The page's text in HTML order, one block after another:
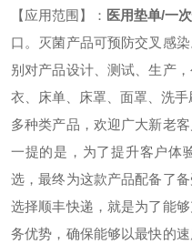
【应用范围】： 医用垫单/一
口。灭菌产品可预防交叉感
别对产品设计、测试、生产
衣、床单、床罩、面罩、洗
多种类产品，欢迎广大新老客
一提的是，为了提升客户体
选，最终为这款产品配备了
选择顺丰快递，就是为了能
务优势，确保能够以最快的